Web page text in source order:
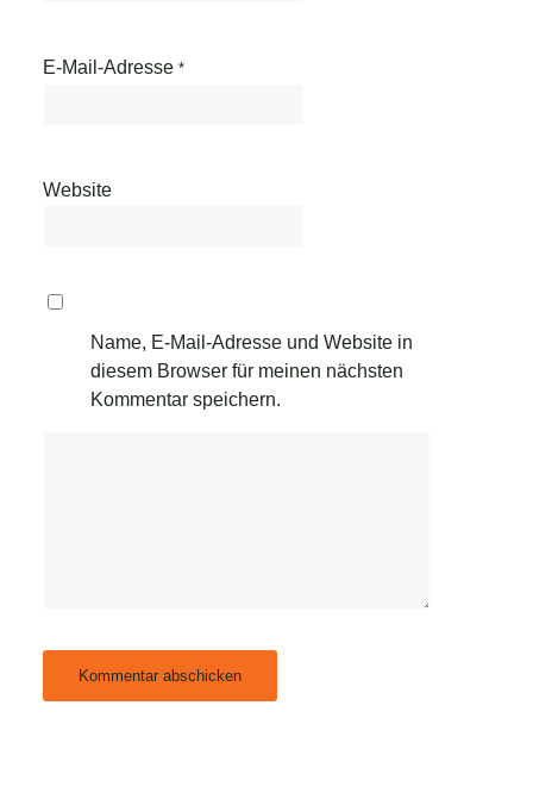
E-Mail-Adresse *
Website
Name, E-Mail-Adresse und Website in
diesem Browser für meinen nächsten
Kommentar speichern.